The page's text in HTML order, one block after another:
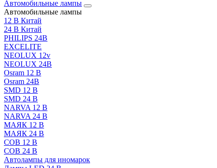
Автомобильные лампы
Автомобильные лампы
12 В Китай
24 В Китай
PHILIPS 24В
EXCELITE
NEOLUX 12v
NEOLUX 24В
Osram 12 В
Osram 24В
SMD 12 В
SMD 24 В
NARVA 12 В
NARVA 24 В
МАЯК 12 В
МАЯК 24 В
COB 12 В
COB 24 В
Автолампы для иномарок